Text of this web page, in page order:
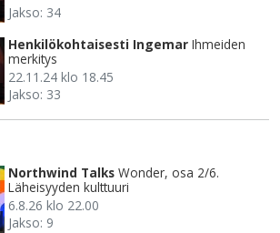
Jakso: 34
Henkilökohtaisesti Ingemar Ihmeiden
merkitys
22.11.24 klo 18.45
Jakso: 33
Northwind Talks Wonder, osa 2/6.
Läheisyyden kulttuuri
6.8.26 klo 22.00
Jakso: 9